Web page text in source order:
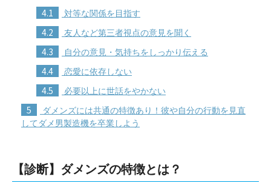
4.1 対等な関係を目指す
4.2 友人など第三者視点の意見を聞く
4.3 自分の意見・気持ちをしっかり伝える
4.4 恋愛に依存しない
4.5 必要以上に世話をやかない
5
ダメンズには共通の特徴あり！彼や自分の行動を見直
してダメ男製造機を卒業しよう
【診断】ダメンズの特徴とは？